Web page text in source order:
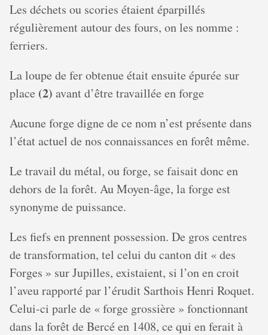
Les déchets ou scories étaient éparpillés
régulièrement autour des fours, on les nomme :
ferriers.
La loupe de fer obtenue était ensuite épurée sur
place (2) avant d’être travaillée en forge
Aucune forge digne de ce nom n’est présente dans
l’état actuel de nos connaissances en forêt même.
Le travail du métal, ou forge, se faisait donc en
dehors de la forêt. Au Moyen-âge, la forge est
synonyme de puissance.
Les fiefs en prennent possession. De gros centres
de transformation, tel celui du canton dit « des
Forges » sur Jupilles, existaient, si l’on en croit
l’aveu rapporté par l’érudit Sarthois Henri Roquet.
Celui-ci parle de « forge grossière » fonctionnant
dans la forêt de Bercé en 1408, ce qui en ferait à